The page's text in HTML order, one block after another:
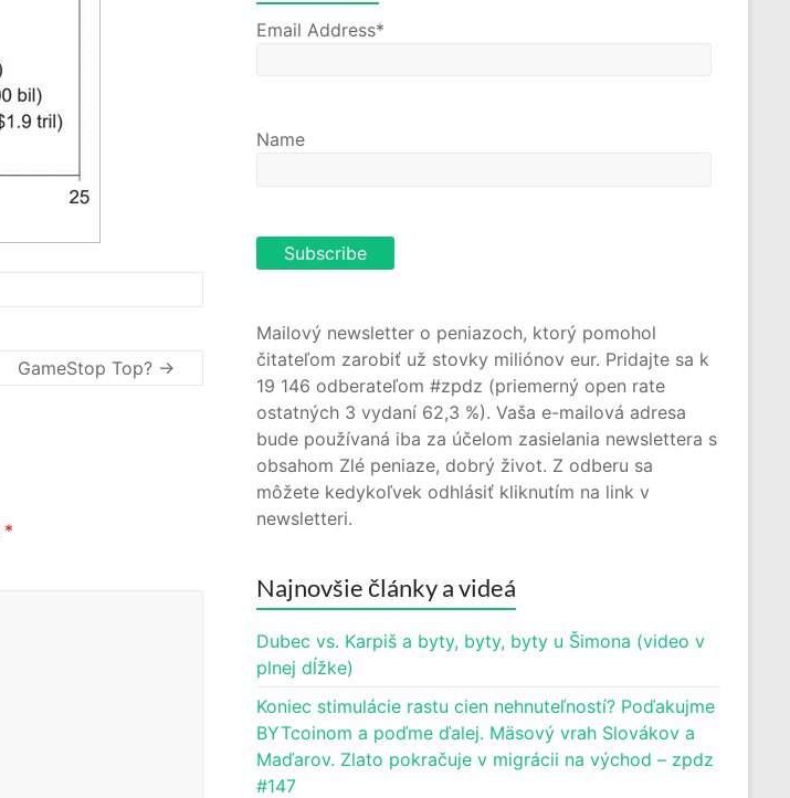
GameStop Top? →
*
Email Address*
Name
Mailový newsletter o peniazoch, ktorý pomohol
čitateľom zarobiť už stovky miliónov eur. Pridajte sa k
19 146 odberateľom #zpdz (priemerný open rate
ostatných 3 vydaní 62,3 %). Vaša e-mailová adresa
bude používaná iba za účelom zasielania newslettera s
obsahom Zlé peniaze, dobrý život. Z odberu sa
môžete kedykoľvek odhlásiť kliknutím na link v
newsletteri.
Najnovšie články a videá
Dubec vs. Karpiš a byty, byty, byty u Šimona (video v
plnej dĺžke)
Koniec stimulácie rastu cien nehnuteľností? Poďakujme
BYTcoinom a poďme ďalej. Mäsový vrah Slovákov a
Maďarov. Zlato pokračuje v migrácii na východ – zpdz
#147